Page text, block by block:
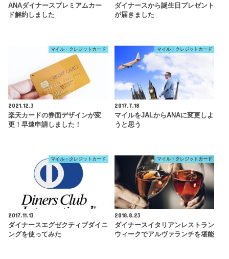
ANAダイナースプレミアムカー
ド解約しました
ダイナースから誕生日プレゼント
が届きました
マイル・クレジットカード
2021.12.3
楽天カードの券面デザインが変
更！早速申請しました！
マイル・クレジットカード
2017.7.18
マイルをJALからANAに変更しよ
うと思う
マイル・クレジットカード
2017.11.13
ダイナースエグゼクティブダイニ
ングを使ってみた
マイル・クレジットカード
2018.8.23
ダイナースイタリアンレストラン
ウィークでアルヴァランチを堪能